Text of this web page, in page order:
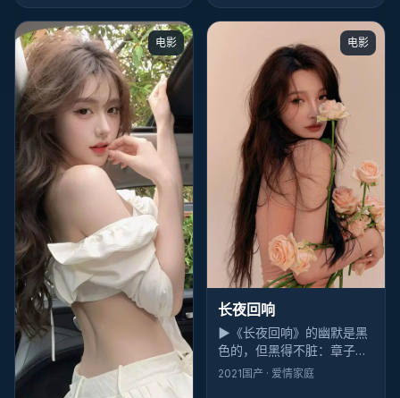
电影 电影
长夜回响
▶ 《长夜回响》的幽默是黑
色的，但黑得不脏：章子怡
一句吐槽能逗笑全场，下一
2021 国产 · 爱情家庭